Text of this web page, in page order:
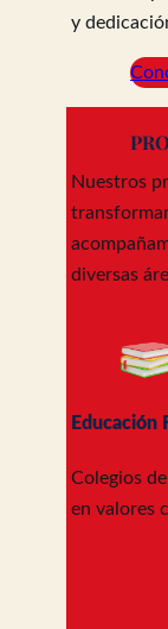
y
Nuestros
diversas
Educación
Colegios
en valores